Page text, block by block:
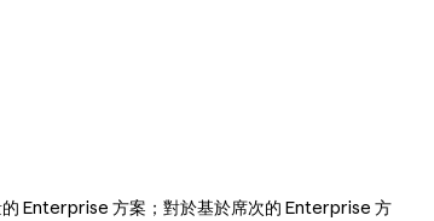
Enterprise 方案；對於基於席次的 Enterprise 方